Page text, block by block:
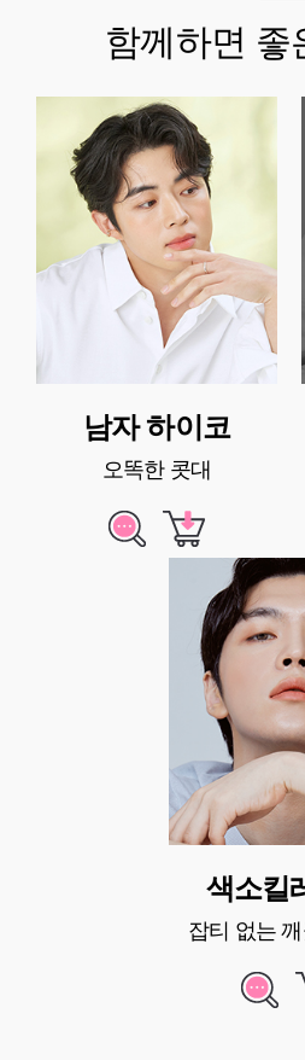
함께하면 좋
남자 하이코
오똑한 콧대
색소킬
잡티 없는